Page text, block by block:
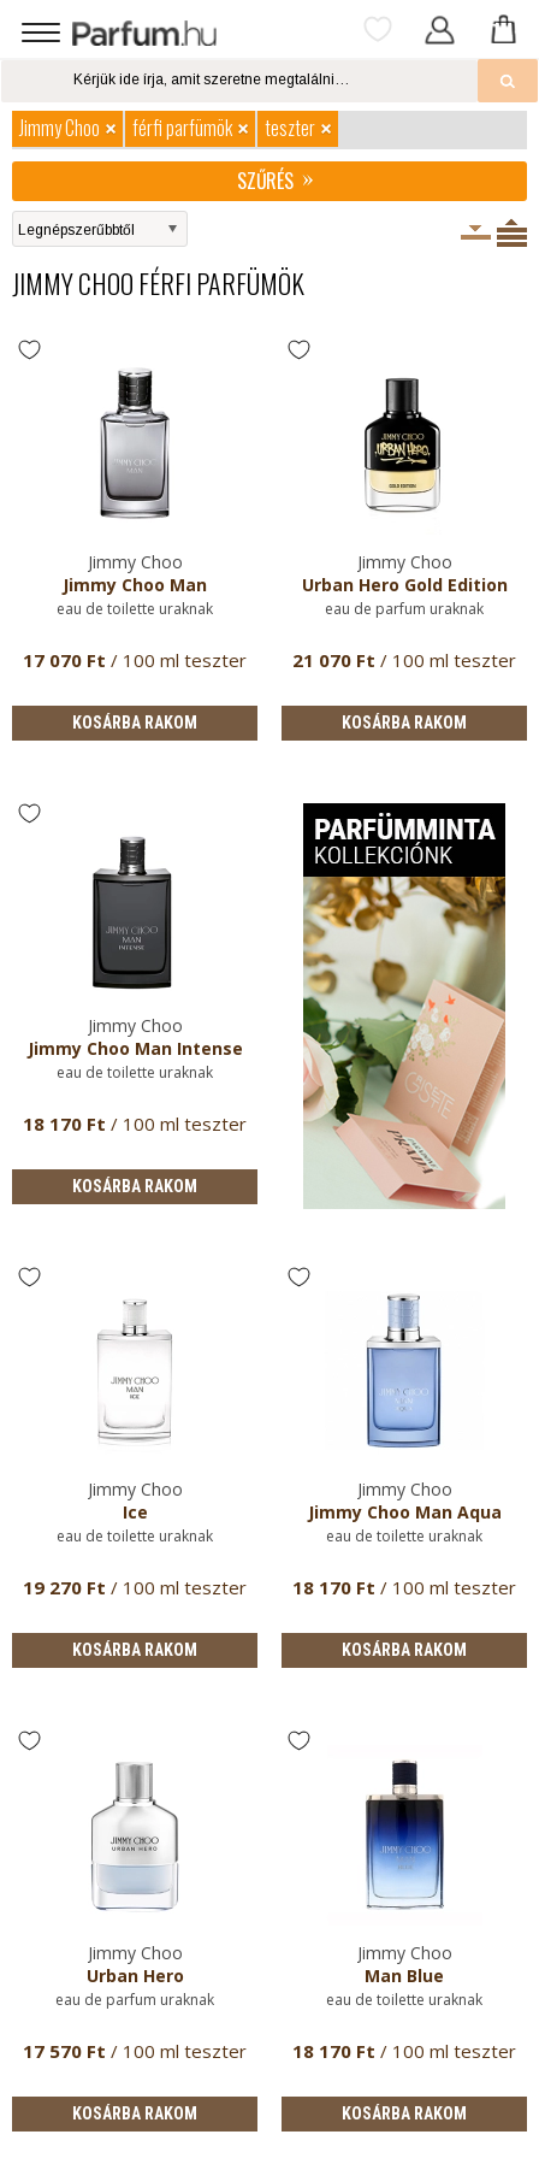
Jimmy Choo férfi parfümök
teszter
SZŰRÉS
JIMMY CHOO FÉRFI PARFÜMÖK
Jimmy Choo
Jimmy Choo Man
eau de toilette uraknak
17 070 Ft / 100 ml teszter
KOSÁRBA RAKOM
Jimmy Choo
Urban Hero Gold Edition
eau de parfum uraknak
21 070 Ft / 100 ml teszter
KOSÁRBA RAKOM
Jimmy Choo
Jimmy Choo Man Intense
eau de toilette uraknak
18 170 Ft / 100 ml teszter
KOSÁRBA RAKOM
Jimmy Choo
Ice
eau de toilette uraknak
19 270 Ft / 100 ml teszter
KOSÁRBA RAKOM
Jimmy Choo
Jimmy Choo Man Aqua
eau de toilette uraknak
18 170 Ft / 100 ml teszter
KOSÁRBA RAKOM
Jimmy Choo
Urban Hero
eau de parfum uraknak
17 570 Ft / 100 ml teszter
KOSÁRBA RAKOM
Jimmy Choo
Man Blue
eau de toilette uraknak
18 170 Ft / 100 ml teszter
KOSÁRBA RAKOM